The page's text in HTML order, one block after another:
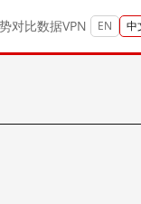
对比数据VPN EN 中